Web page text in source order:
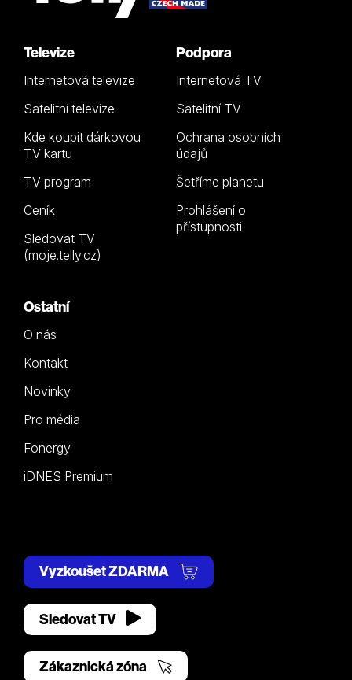
Televize
Internetová televize
Satelitní televize
Kde koupit dárkovou
TV kartu
TV program
Ceník
Sledovat TV
(moje.telly.cz)
Podpora
Internetová TV
Satelitní TV
Ochrana osobních
údajů
Šetříme planetu
Prohlášení o
přístupnosti
Ostatní
O nás
Kontakt
Novinky
Pro média
Fonergy
iDNES Premium
Vyzkoušet ZDARMA
Sledovat TV
Zákaznická zóna